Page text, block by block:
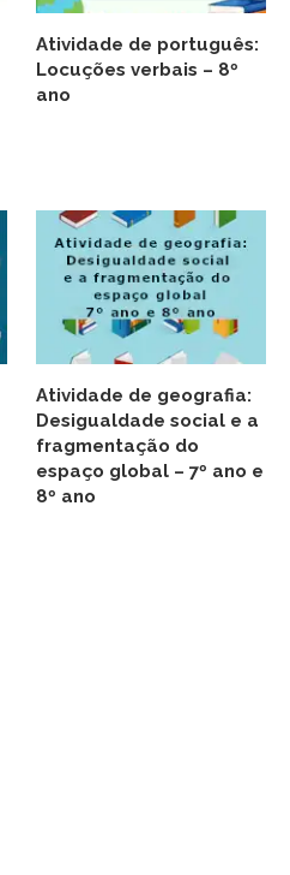
Atividade de português:
Locuções verbais – 8º
ano
Atividade de geografia:
Desigualdade social e a
fragmentação do
espaço global – 7º ano e
8º ano